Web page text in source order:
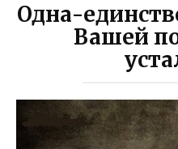
Одна-
Вашей